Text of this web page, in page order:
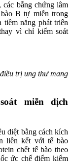
bằng chứng lâm
B tự miễn trong
năng phát triển
vì chỉ kiểm soát
trị ung thư mang
miễn dịch
diệt bằng cách kích
liên kết với tế bào
chết tế bào theo
ức chế điểm kiểm